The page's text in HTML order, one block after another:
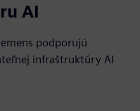
AI
podporujú
infraštruktúry AI